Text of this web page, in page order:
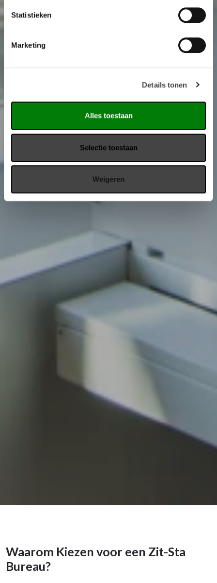
Statistieken
Marketing
Details tonen
Alles toestaan
Selectie toestaan
Weigeren
Waarom Kiezen voor een Zit-Sta
Bureau?